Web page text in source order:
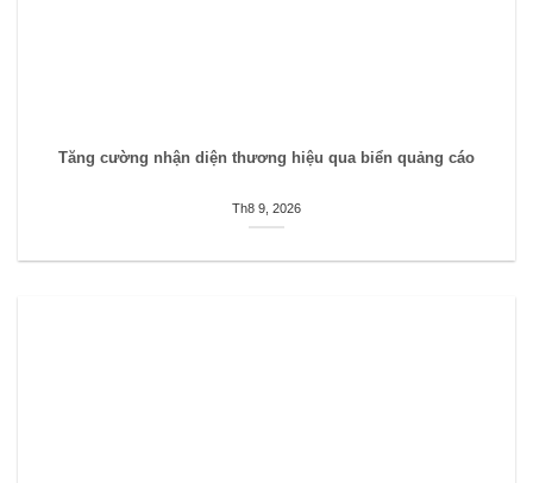
Tăng cường nhận diện thương hiệu qua biển quảng cáo
Th8 9, 2026